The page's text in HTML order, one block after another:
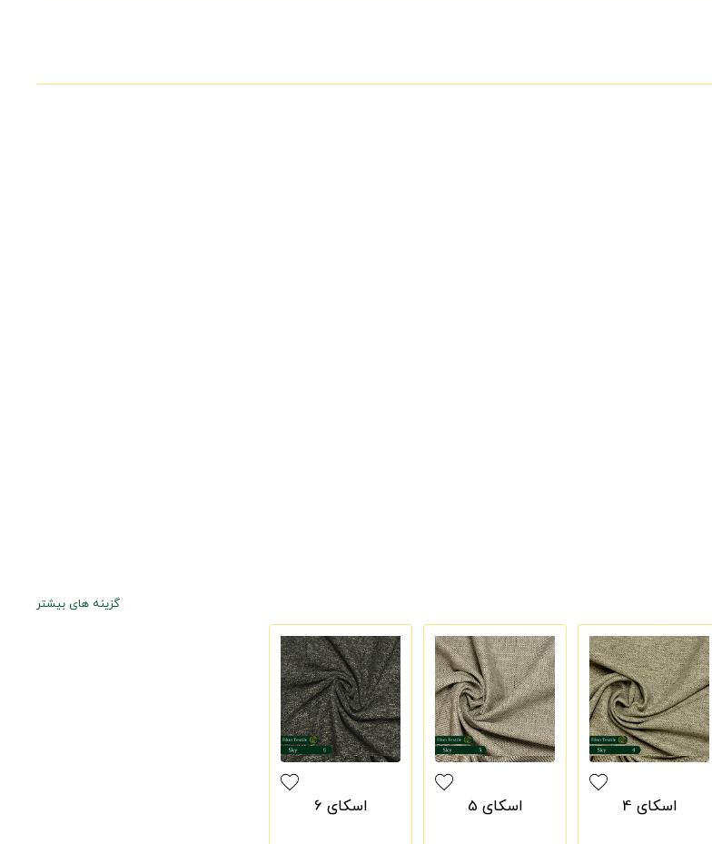
گزینه های بیشتر
اسکای 4 اسکای 5 اسکای 6